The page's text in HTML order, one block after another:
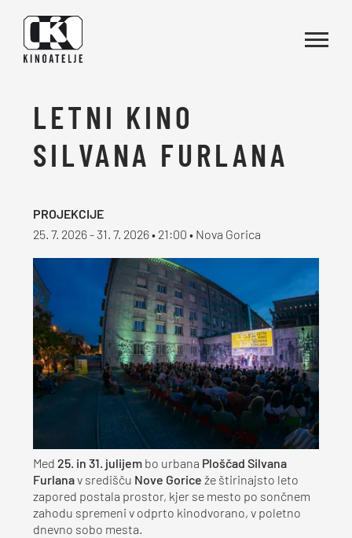
LETNI KINO
SILVANA FURLANA
PROJEKCIJE
25. 7. 2026 - 31. 7. 2026 • 21:00 • Nova Gorica
Med 25. in 31. julijem bo urbana Ploščad Silvana
Furlanav središču Nove Gorice že štirinajsto leto
zapored postala prostor, kjer se mesto po sončnem
zahodu spremeni v odprto kinodvorano, v poletno
dnevno sobo mesta.